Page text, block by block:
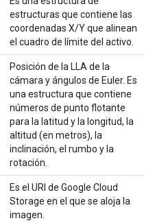
estructuras que contiene las
coordenadas X/Y que alinean
el cuadro de límite del activo.
Posición de la LLA de la
cámara y ángulos de Euler. Es
una estructura que contiene
números de punto flotante
para la latitud y la longitud, la
altitud (en metros), la
inclinación, el rumbo y la
rotación.
Es el URI de Google Cloud
Storage en el que se aloja la
imagen.